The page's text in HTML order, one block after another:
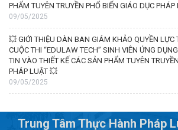
PHẨM TUYÊN TRUYỀN PHỔ BIẾN GIÁO DỤC PHÁP
09/05/2025
💥 GIỚI THIỆU DÀN BAN GIÁM KHẢO QUYỀN LỰC
CUỘC THI “EDULAW TECH” SINH VIÊN ỨNG
TIN VÀO THIẾT KẾ CÁC SẢN PHẨM TUYÊN
PHÁP LUẬT 💥
09/05/2025
Trung Tâm Thực Hành Pháp